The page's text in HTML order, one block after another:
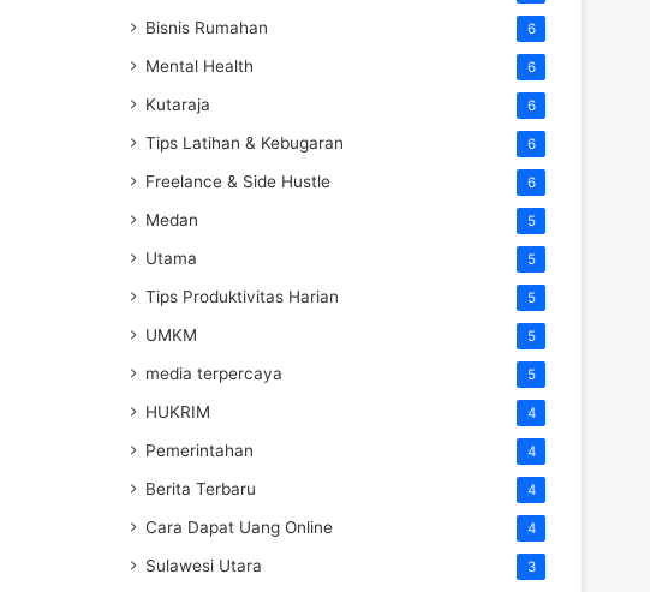
Bisnis Rumahan 6
Mental Health 6
Kutaraja 6
Tips Latihan & Kebugaran 6
Freelance & Side Hustle 6
Medan 5
Utama 5
Tips Produktivitas Harian 5
UMKM 5
media terpercaya 5
HUKRIM 4
Pemerintahan 4
Berita Terbaru 4
Cara Dapat Uang Online 4
Sulawesi Utara 3